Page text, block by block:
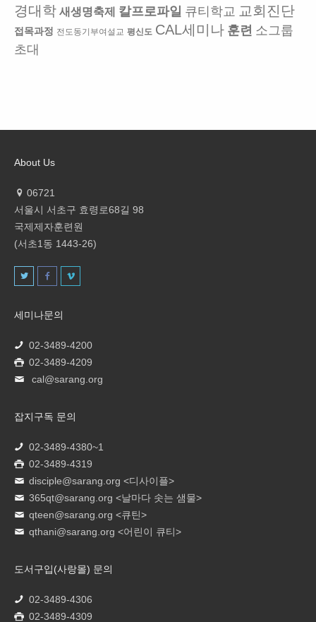
경대학 새생명축제 칼프로파일 큐티학교 교회진단
접목과정 전도동기부여설교 평신도 CAL세미나 훈련 소그룹
초대
About Us
06721
서울시 서초구 효령로68길 98
국제제자훈련원
(서초1동 1443-26)
세미나문의
02-3489-4200
02-3489-4209
cal@sarang.org
잡지구독 문의
02-3489-4380~1
02-3489-4319
disciple@sarang.org <디사이플>
365qt@sarang.org <날마다 솟는 샘물>
qteen@sarang.org <큐틴>
qthani@sarang.org <어린이 큐티>
도서구입(사랑몰) 문의
02-3489-4306
02-3489-4309